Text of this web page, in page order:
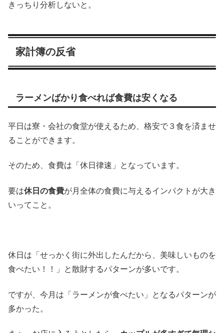
きっちり分析しないと。
家計簿の反省
ラーメンばかり食べれば食費は安くなる
平日は寮・会社の食堂が使えるため、格安で３食を済ませ
ることができます。
そのため、食費は「休日律速」となっています。
要は休日の食費が月全体の食費に与えるインパクトが大き
いってこと。
休日は「せっかく街に外出したんだから、美味しいものを
食べたい！！」と散財するパターンが多いです。
ですが、今月は「ラーメンが食べたい」となるパターンが
多かった。